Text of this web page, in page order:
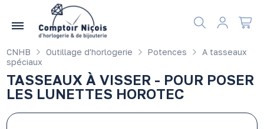
CNHB Outillage d'horlogerie Potences
A tasseaux
spéciaux
TASSEAUX À VISSER - POUR POSER
LES LUNETTES HOROTEC
Gérer les préférences en matière de cookies